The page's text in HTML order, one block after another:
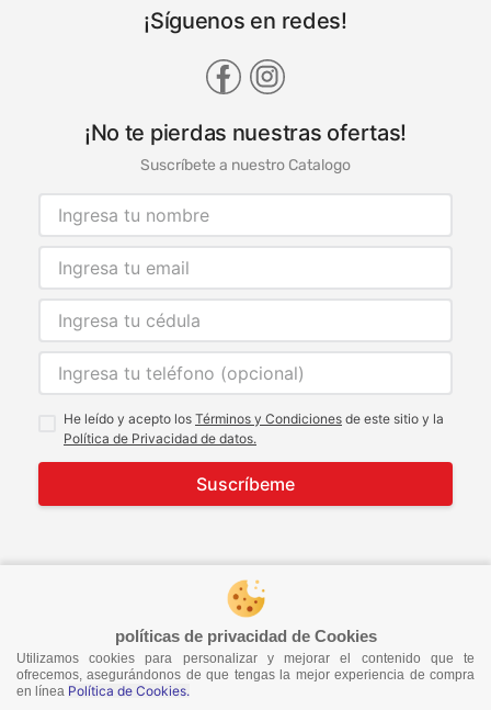
políticas de privacidad de Cookies
Utilizamos cookies para personalizar y mejorar el contenido que te
ofrecemos, asegurándonos de que tengas la mejor experiencia de compra
en línea Política de Cookies.
¡Síguenos en redes!
¡No te pierdas nuestras ofertas!
Suscríbete a nuestro Catalogo
He leído y acepto los Términos y Condiciones de este sitio y la
Política de Privacidad de datos.
Suscríbeme
© 2021 Todos los derechos reservados
developed by